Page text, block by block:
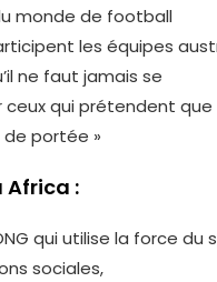
monde de football
les équipes
ne faut jamais se
ceux qui prétendent que
de portée »
Africa :
qui utilise la force du
sociales,